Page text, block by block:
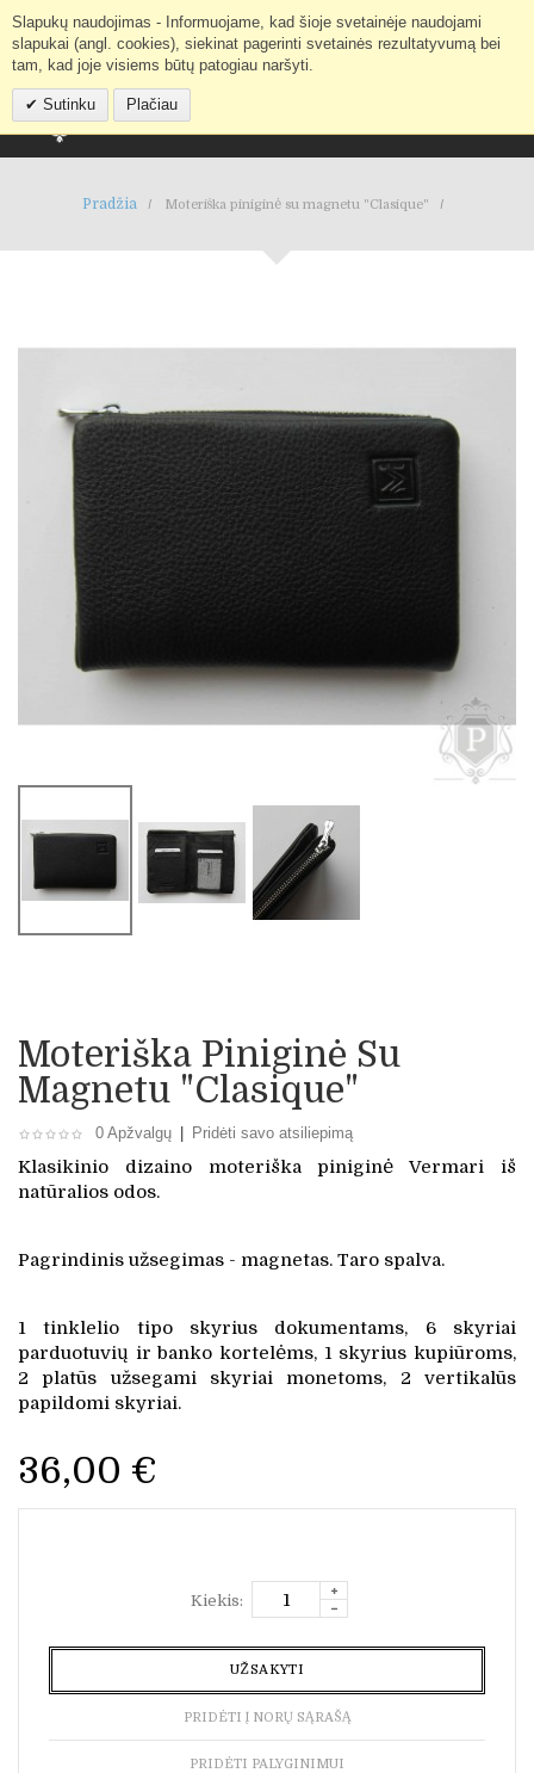
Mano paskyra IEŠKOTI
Slapukų naudojimas - Informuojame, kad šioje svetainėje naudojami
slapukai (angl. cookies), siekinat pagerinti svetainės rezultatyvumą bei
tam, kad joje visiems būtų patogiau naršyti.
Sutinku Plačiau
Pradžia Moteriška piniginė su magnetu "Clasique"
Moteriška Piniginė Su
Magnetu "Clasique"
0 Apžvalgų Pridėti savo atsiliepimą
Klasikinio dizaino moteriška piniginė Vermari iš
natūralios odos.
Pagrindinis užsegimas - magnetas. Taro spalva.
1 tinklelio tipo skyrius dokumentams, 6 skyriai
parduotuvių ir banko kortelėms, 1 skyrius kupiūroms,
2 platūs užsegami skyriai monetoms, 2 vertikalūs
papildomi skyriai.
36,00 €
Kiekis:
UŽSAKYTI
PRIDĖTI Į NORŲ SĄRAŠĄ
PRIDĖTI PALYGINIMUI